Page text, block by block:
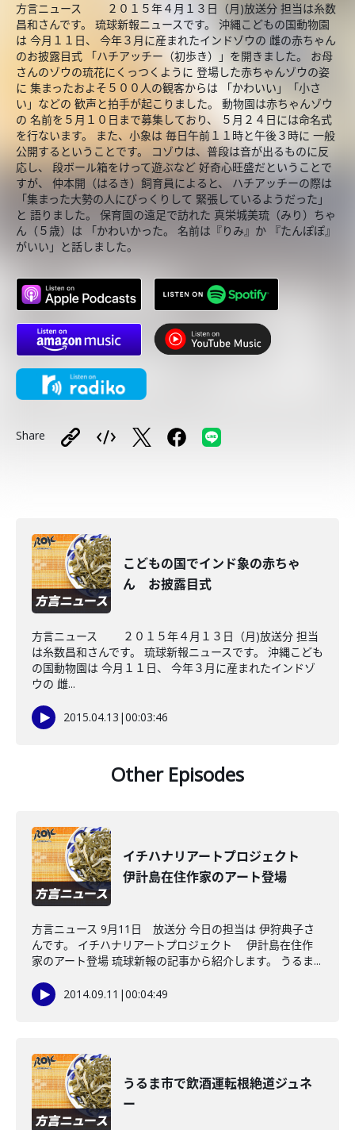
方言ニュース ２０１５年４月１３日（月)放送分 担当は糸数
昌和さんです。 琉球新報ニュースです。 沖縄こどもの国動物園
は 今月１１日、 今年３月に産まれたインドゾウの 雌の赤ちゃん
のお披露目式 「ハチアッチー（初歩き）」を開きました。 お母
さんのゾウの琉花にくっつくように 登場した赤ちゃんゾウの姿
に 集まったおよそ５００人の観客からは 「かわいい」「小さ
い」などの 歓声と拍手が起こりました。 動物園は赤ちゃんゾウ
の 名前を５月１０日まで募集しており、 ５月２４日には命名式
を行ないます。 また、小象は 毎日午前１１時と午後３時に 一般
公開するということです。 コゾウは、普段は音が出るものに反
応し、 段ボール箱をけって遊ぶなど 好奇心旺盛だということで
すが、 仲本開（はるき）飼育員によると、 ハチアッチーの際は
「集まった大勢の人にびっくりして 緊張しているようだった」
と 語りました。 保育園の遠足で訪れた 真栄城美琉（みり）ちゃ
ん（５歳）は 「かわいかった。 名前は『りみ』か 『たんぽぽ』
がいい」と話しました。
Share
こどもの国でインド象の赤ちゃ
ん お披露目式
方言ニュース ２０１５年４月１３日（月)放送分 担当
は糸数昌和さんです。 琉球新報ニュースです。 沖縄こども
の国動物園は 今月１１日、 今年３月に産まれたインドゾ
ウの 雌...
2015.04.13 |00:03:46
Other Episodes
イチハナリアートプロジェクト
伊計島在住作家のアート登場
方言ニュース 9月11日 放送分 今日の担当は 伊狩典子さ
んです。 イチハナリアートプロジェクト 伊計島在住作
家のアート登場 琉球新報の記事から紹介します。 うるま...
2014.09.11 |00:04:49
うるま市で飲酒運転根絶道ジュネ
ー